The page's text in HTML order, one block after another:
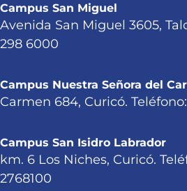
Campus San Miguel
Avenida San Miguel 3605,
298 6000
Campus Nuestra Señora del
Carmen 684, Curicó.
Campus San Isidro Labrador
km. 6 Los Niches, Curicó.
2768100